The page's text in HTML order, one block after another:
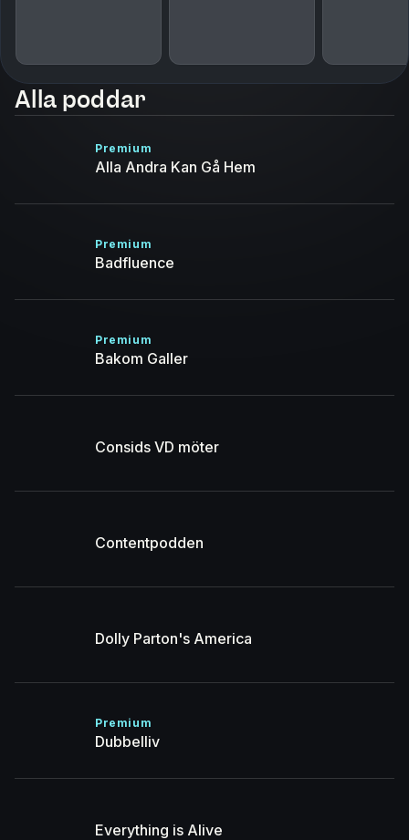
Alla poddar
Premium
Alla Andra Kan Gå Hem
Premium
Badfluence
Premium
Bakom Galler
Consids VD möter
Contentpodden
Dolly Parton's America
Premium
Dubbelliv
Everything is Alive